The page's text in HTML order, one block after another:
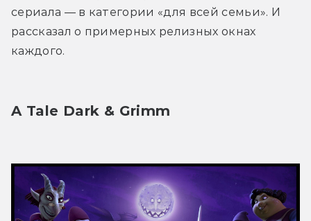
сериала — в категории «для всей семьи». И
рассказал о примерных релизных окнах
каждого.
A Tale Dark & Grimm